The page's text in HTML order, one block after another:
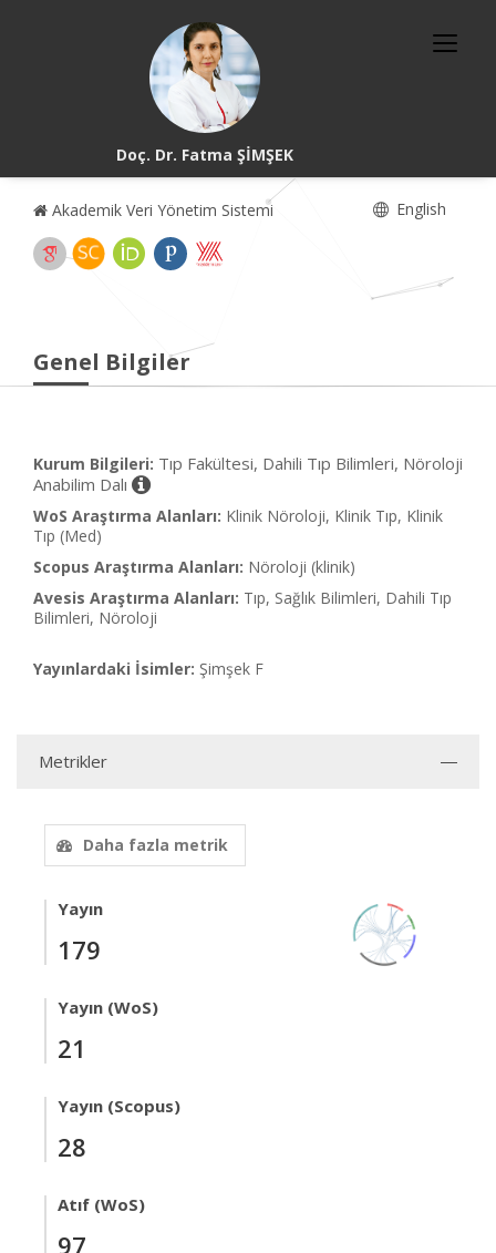
Doç. Dr. Fatma ŞİMŞEK
Akademik Veri Yönetim Sistemi English
Genel Bilgiler
Kurum Bilgileri: Tıp Fakültesi, Dahili Tıp Bilimleri, Nöroloji
Anabilim Dalı
WoS Araştırma Alanları: Klinik Nöroloji, Klinik Tıp, Klinik
Tıp (Med)
Scopus Araştırma Alanları: Nöroloji (klinik)
Avesis Araştırma Alanları: Tıp, Sağlık Bilimleri, Dahili Tıp
Bilimleri, Nöroloji
Yayınlardaki İsimler: Şimşek F
Metrikler
Daha fazla metrik
Yayın
179
Yayın (WoS)
21
Yayın (Scopus)
28
Atıf (WoS)
97